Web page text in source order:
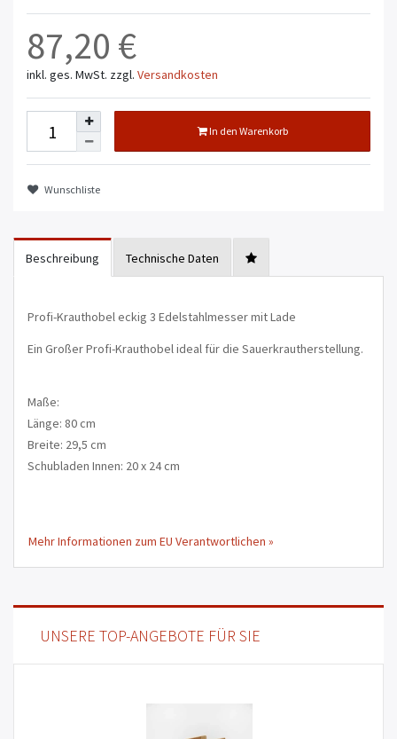
87,20 €
inkl. ges. MwSt. zzgl. Versandkosten
In den Warenkorb
Wunschliste
Beschreibung Technische Daten
Profi-Krauthobel eckig 3 Edelstahlmesser mit Lade
Ein Großer Profi-Krauthobel ideal für die Sauerkrautherstellung.
Maße:
Länge: 80 cm
Breite: 29,5 cm
Schubladen Innen: 20 x 24 cm
Mehr Informationen zum EU Verantwortlichen »
UNSERE TOP-ANGEBOTE FÜR SIE